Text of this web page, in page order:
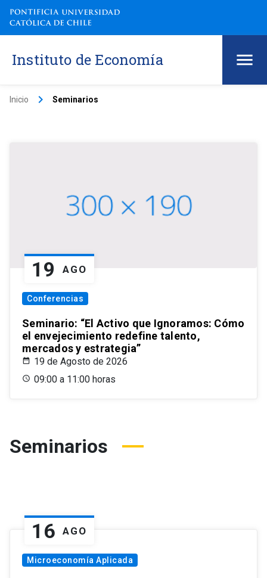
Instituto de Economía
Inicio keyboard_arrow_right Seminarios
19 AGO
Conferencias
Seminario: “El Activo que Ignoramos: Cómo
el envejecimiento redefine talento,
mercados y estrategia”
19 de Agosto de 2026
09:00 a 11:00 horas
Seminarios
16 AGO
Microeconomía Aplicada